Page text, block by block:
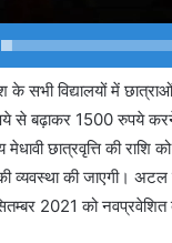
के सभी विद्यालयों में
से बढ़ाकर 1500 रुपये
मेधावी छात्रवृत्ति की
व्यवस्था की जाएगी। अटल
2021 को नवप्रवेशित